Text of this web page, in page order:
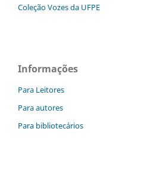
Coleção Vozes da UFPE
Informações
Para Leitores
Para autores
Para bibliotecários